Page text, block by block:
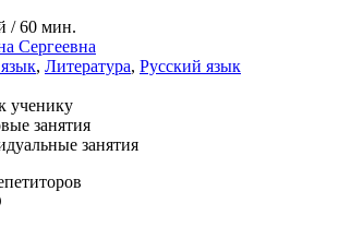
/ 60 мин.
Сергеевна
, Литература, Русский язык
ученику
занятия
занятия